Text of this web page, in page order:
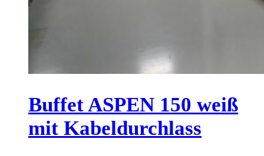
Buffet ASPEN 150 weiß
mit Kabeldurchlass